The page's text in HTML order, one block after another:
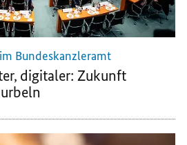
Bundeskanzleramt
digitaler: Zukunft